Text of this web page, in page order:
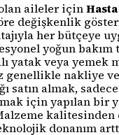
aileler için
değişkenlik
her bütçeye
yoğun
yatak veya
genellikle nakliye
satın almak,
için yapılan bir
donanım